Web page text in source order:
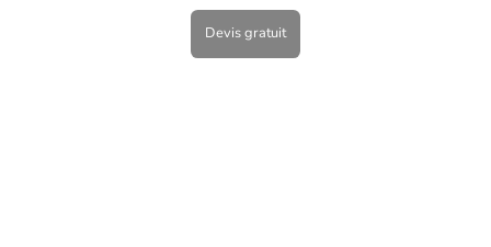
Devis gratuit